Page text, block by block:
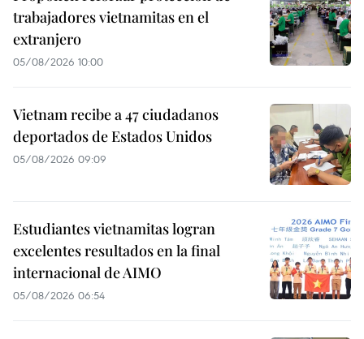
trabajadores vietnamitas en el
extranjero
05/08/2026 10:00
Vietnam recibe a 47 ciudadanos
deportados de Estados Unidos
05/08/2026 09:09
Estudiantes vietnamitas logran
excelentes resultados en la final
internacional de AIMO
05/08/2026 06:54